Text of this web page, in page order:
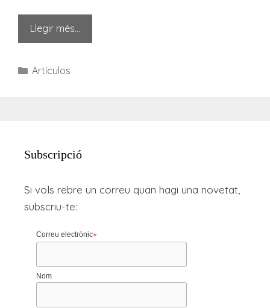
Llegir més…
Categories
Artículos
Subscripció
Si vols rebre un correu quan hagi una novetat,
subscriu-te:
Correu electrònic*
Nom